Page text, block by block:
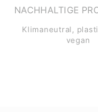
NACHHALTIGE
Klimaneutral,
vegan